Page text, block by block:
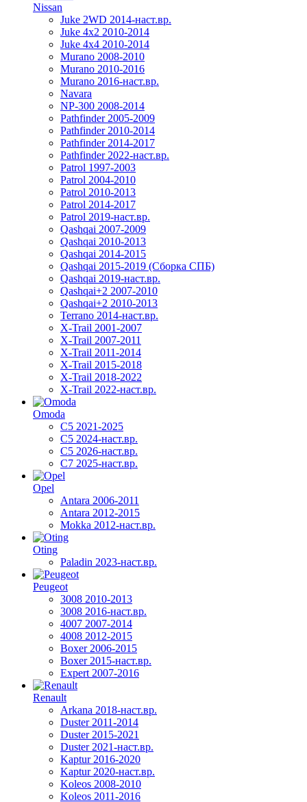
Nissan
Juke 2WD 2014-наст.вр.
Juke 4x2 2010-2014
Juke 4x4 2010-2014
Murano 2008-2010
Murano 2010-2016
Murano 2016-наст.вр.
Navara
NP-300 2008-2014
Pathfinder 2005-2009
Pathfinder 2010-2014
Pathfinder 2014-2017
Pathfinder 2022-наст.вр.
Patrol 1997-2003
Patrol 2004-2010
Patrol 2010-2013
Patrol 2014-2017
Patrol 2019-наст.вр.
Qashqai 2007-2009
Qashqai 2010-2013
Qashqai 2014-2015
Qashqai 2015-2019 (Сборка СПБ)
Qashqai 2019-наст.вр.
Qashqai+2 2007-2010
Qashqai+2 2010-2013
Terrano 2014-наст.вр.
X-Trail 2001-2007
X-Trail 2007-2011
X-Trail 2011-2014
X-Trail 2015-2018
X-Trail 2018-2022
X-Trail 2022-наст.вр.
Omoda
C5 2021-2025
C5 2024-наст.вр.
C5 2026-наст.вр.
C7 2025-наст.вр.
Opel
Antara 2006-2011
Antara 2012-2015
Mokka 2012-наст.вр.
Oting
Paladin 2023-наст.вр.
Peugeot
3008 2010-2013
3008 2016-наст.вр.
4007 2007-2014
4008 2012-2015
Boxer 2006-2015
Boxer 2015-наст.вр.
Expert 2007-2016
Renault
Arkana 2018-наст.вр.
Duster 2011-2014
Duster 2015-2021
Duster 2021-наст.вр.
Kaptur 2016-2020
Kaptur 2020-наст.вр.
Koleos 2008-2010
Koleos 2011-2016